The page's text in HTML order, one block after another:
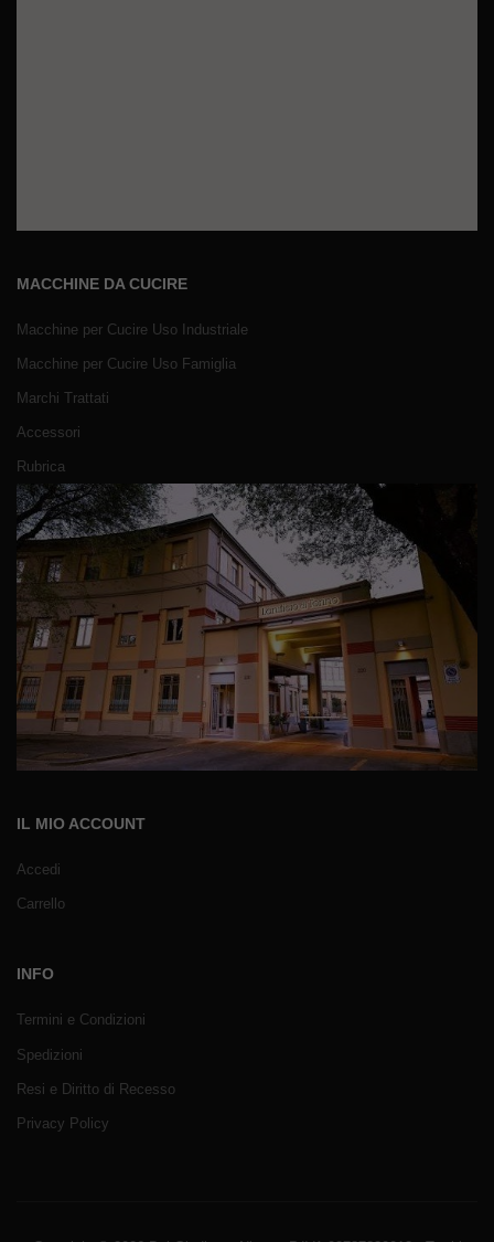
MACCHINE DA CUCIRE
Macchine per Cucire Uso Industriale
Macchine per Cucire Uso Famiglia
Marchi Trattati
Accessori
Rubrica
IL MIO ACCOUNT
Accedi
Carrello
INFO
Termini e Condizioni
Spedizioni
Resi e Diritto di Recesso
Privacy Policy